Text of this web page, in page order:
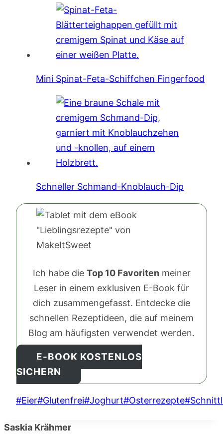
Mini Spinat-Feta-Schiffchen Fingerfood
Schneller Schmand-Knoblauch-Dip
Ich habe die Top 10 Favoriten meiner
Leser in einem exklusiven E-Book für
dich zusammengefasst. Entdecke die
schnellen Rezeptideen, die auf meinem
Blog am häufigsten verwendet werden.
E-BOOK KOSTENLOS
SICHERN
Schlagworte:
#Eier#Glutenfrei#Joghurt#Osterrezepte#
Saskia Krähmer